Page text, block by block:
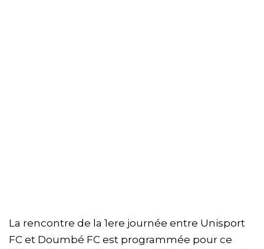
La rencontre de la 1ere journée entre Unisport
FC et Doumbé FC est programmée pour ce